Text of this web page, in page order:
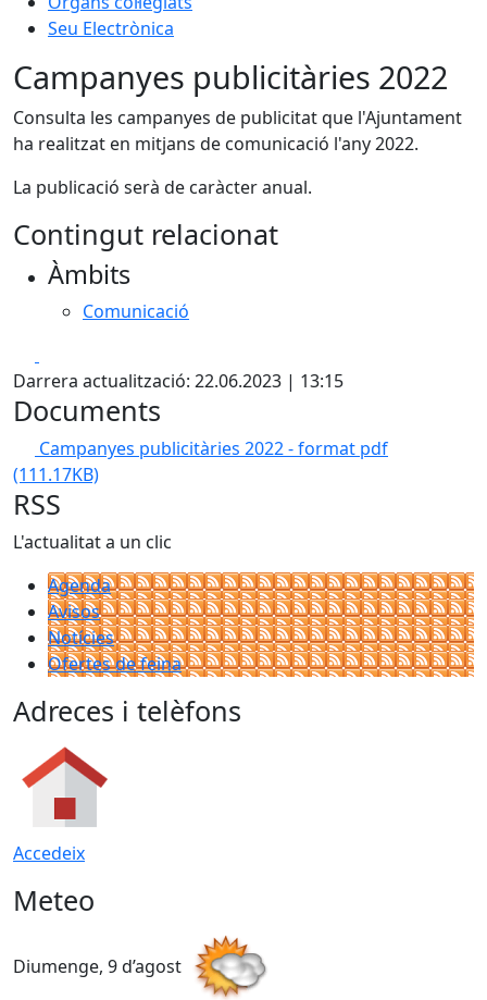
Seu Electrònica
Campanyes publicitàries 2022
Consulta les campanyes de publicitat que l'Ajuntament
ha realitzat en mitjans de comunicació l'any 2022.
La publicació serà de caràcter anual.
Contingut relacionat
Àmbits
Comunicació
Darrera actualització: 22.06.2023 | 13:15
Documents
Campanyes publicitàries 2022 - format pdf
(111.17KB)
RSS
L'actualitat a un clic
Agenda
Avisos
Notícies
Ofertes de feina
Adreces i telèfons
Accedeix
Meteo
Diumenge, 9 d’agost